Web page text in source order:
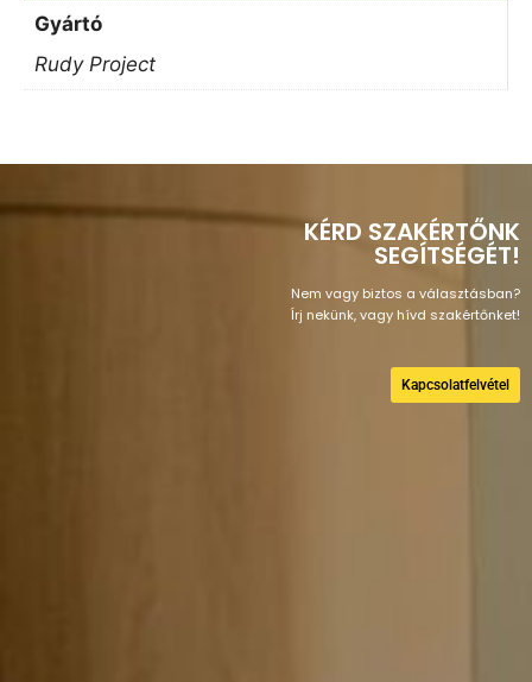
Gyártó
Rudy Project
KÉRD SZAKÉRTŐNK
SEGÍTSÉGÉT!
Nem vagy biztos a választásban?
Írj nekünk, vagy hívd szakértőnket!
Kapcsolatfelvétel